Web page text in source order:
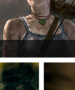
a manapság már